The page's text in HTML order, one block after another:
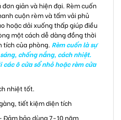
giản và hiện đại. Rèm cuốn
cuộn rèm và tấm vải phủ
hoặc dải xuống thấp giúp điều
một cách dễ dàng đồng thời
tích của phòng. Rèm cuốn là sự
chống nắng, cách nhiệt.
các ô cửa sổ nhỏ hoặc rèm cửa
nhiệt tốt.
tiết kiệm diện tích
Đảm bảo dùng 7-10 năm